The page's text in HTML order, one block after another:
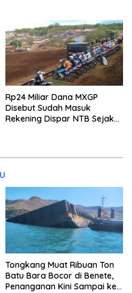
Rp24 Miliar Dana MXGP
Disebut Sudah Masuk
Rekening Dispar NTB Sejak
Tongkang Muat Ribuan Ton
Batu Bara Bocor di Benete,
Penanganan Kini Sampai ke